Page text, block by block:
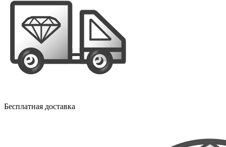
Бесплатная доставка